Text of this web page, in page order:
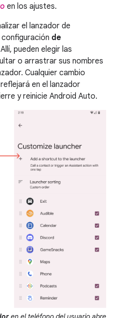
en los ajustes.
el lanzador de
de
pueden elegir las
o arrastrar sus nombres
Cualquier cambio
en el lanzador
y reinicie Android Auto.